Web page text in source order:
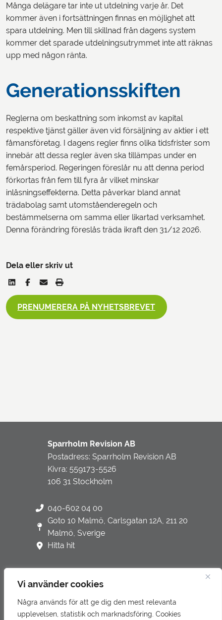
Vi använder cookies
Några används för att ge dig den mest relevanta
upplevelsen, statistik och marknadsföring. Cookies
Många delägare tar inte ut utdelning varje år. Det
kommer även i fortsättningen finnas en möjlighet att
spara utdelning. Men till skillnad från dagens system
kommer det sparade utdelningsutrymmet inte att räknas
upp med någon ränta.
Generationsskiften
Reglerna om beskattning som inkomst av kapital
respektive tjänst gäller även vid försäljning av aktier i ett
fåmansföretag. I dagens regler finns olika tidsfrister som
innebär att dessa regler även ska tillämpas under en
femårsperiod. Regeringen föreslår nu att denna period
förkortas från fem till fyra år vilket minskar
inlåsningseffekterna. Detta påverkar bland annat
trädabolag samt utomståenderegeln och
bestämmelserna om samma eller likartad verksamhet.
Denna förändring föreslås träda ikraft den 31/12 2026.
Dela eller skriv ut
PRENUMERERA PÅ NYHETSBREVET
Sparrholm Revision AB
Postadress: Sparrholm Revision AB
Kivra: 559173-5526
106 31 Stockholm
040-602 04 00
Goto 10 Malmö, Carlsgatan 12A, 211 20
Malmö, Sverige
Hitta hit
Integritetspolicy